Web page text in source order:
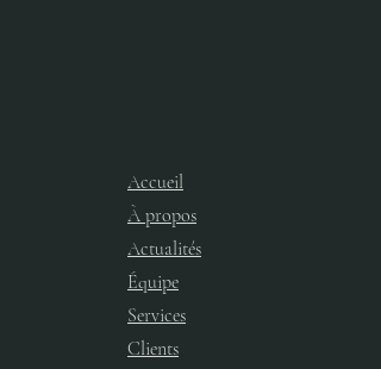
Accueil
À propos
Actualités
Équipe
Services​
Clients